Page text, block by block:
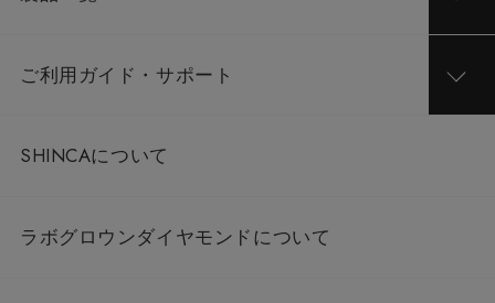
ご利用ガイド・サポート
SHINCAについて
ラボグロウンダイヤモンドについて